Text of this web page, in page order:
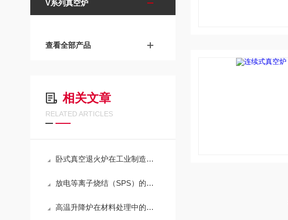
V系列真空炉
查看全部产品
相关文章
RELATED ARTICLES
卧式真空退火炉在工业制造中的节能减排效益分析与实践分享
放电等离子烧结（SPS）的应用
高温升降炉在材料处理中的关键作用